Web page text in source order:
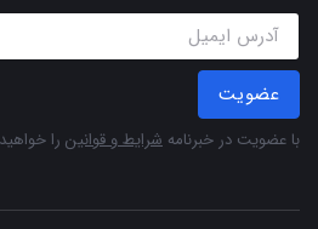
عضویت
با عضویت در خبرنامه شرایط و قوانین را